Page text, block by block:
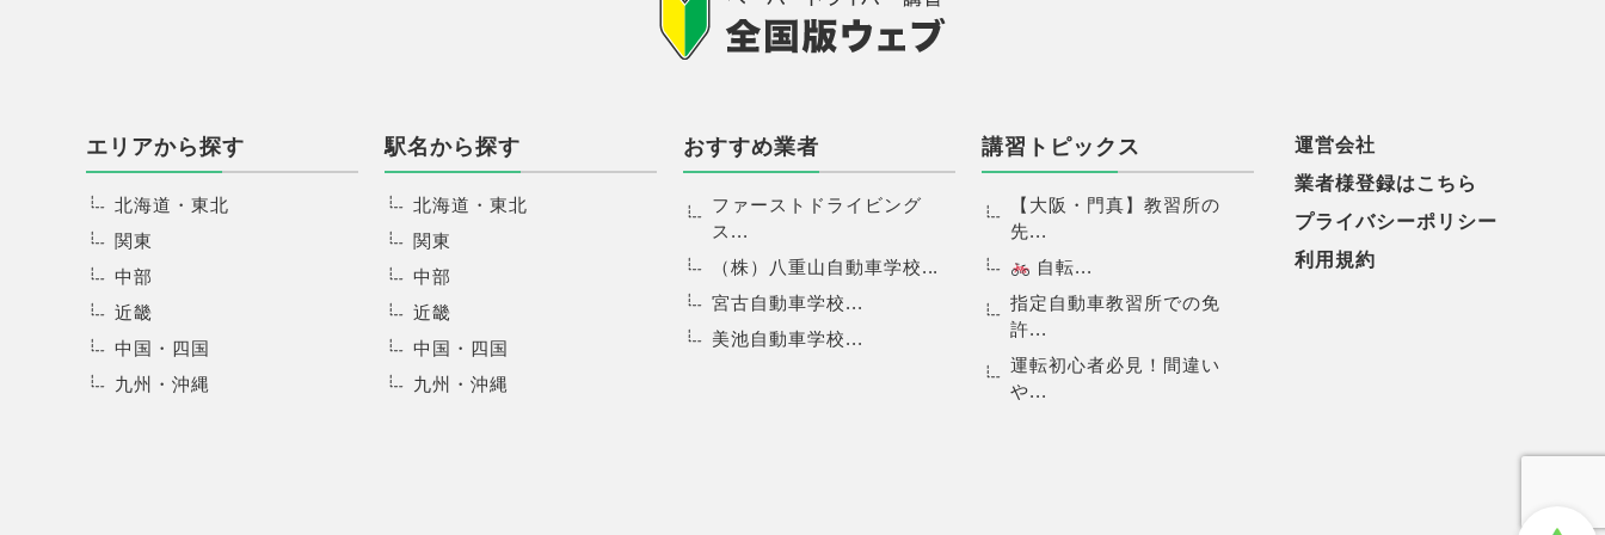
エリアから探す
北海道・東北
関東
中部
近畿
中国・四国
九州・沖縄
駅名から探す
北海道・東北
関東
中部
近畿
中国・四国
九州・沖縄
おすすめ業者
ファーストドライビング
ス...
（株）八重山自動車学校...
宮古自動車学校...
美池自動車学校...
講習トピックス
【大阪・門真】教習所の
先...
自転...
指定自動車教習所での免
許...
運転初心者必見！間違い
や...
運営会社
業者様登録はこちら
プライバシーポリシー
利用規約